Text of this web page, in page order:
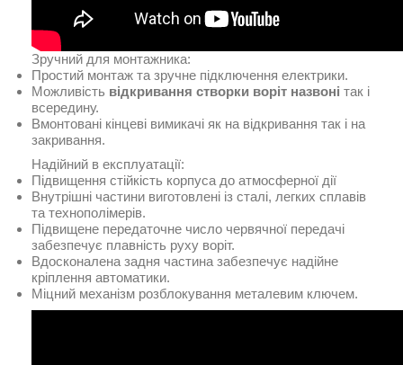
Зручний для монтажника:
Простий монтаж та зручне підключення електрики.
Можливість відкривання створки воріт назвоні так і
всередину.
Вмонтовані кінцеві вимикачі як на відкривання так і на
закривання.
Надійний в експлуатації:
Підвищення стійкість корпуса до атмосферної дії
Внутрішні частини виготовлені із сталі, легких сплавів
та технополімерів.
Підвищене передаточне число червячної передачі
забезпечує плавність руху воріт.
Вдосконалена задня частина забезпечує надійне
кріплення автоматики.
Міцний механізм розблокування металевим ключем.